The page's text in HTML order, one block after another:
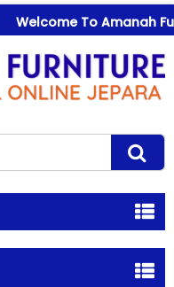
Welcome To Amanah